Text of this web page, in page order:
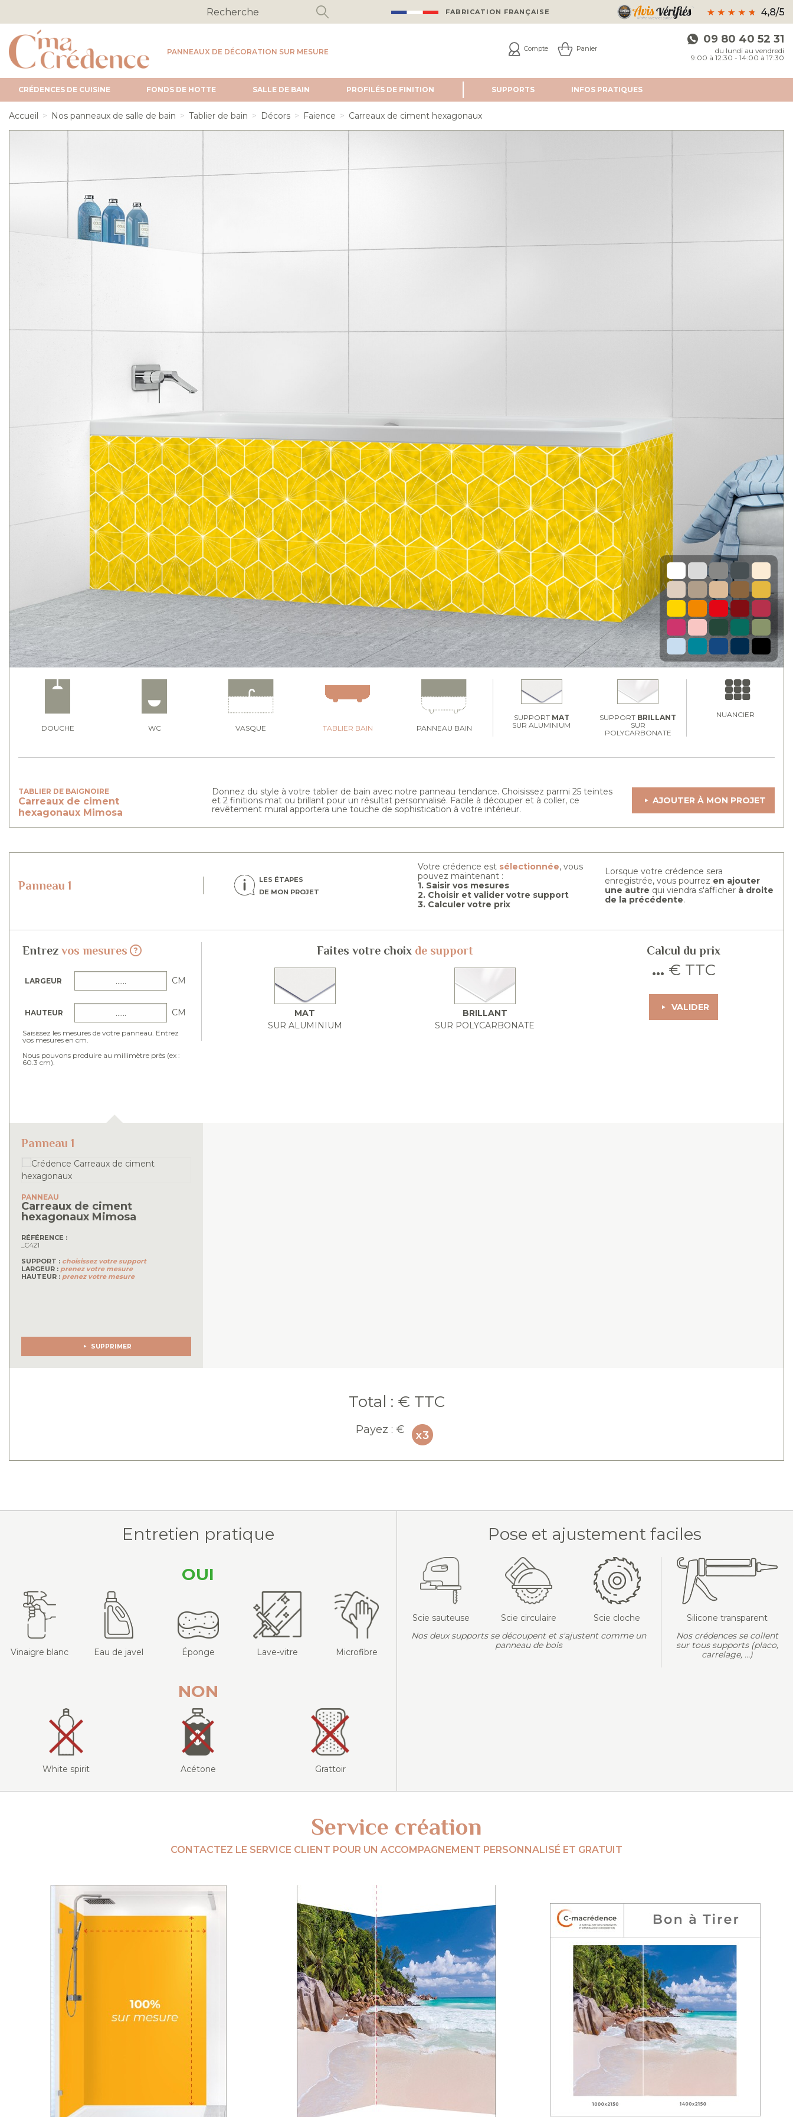
FABRICATION FRANÇAISE
PANNEAUX DE DÉCORATION SUR MESURE Compte Panier
09 80 40 52 31
du lundi au vendredi
9:00 à 12:30 - 14:00 à 17:30
CRÉDENCES DE CUISINE FONDS DE HOTTE SALLE DE BAIN PROFILÉS DE FINITION SUPPORTS INFOSPRATIQUES
Accueil Nos panneaux de salle de bain Tablier de bain Décors Faience Carreaux de ciment hexagonaux
DOUCHE WC VASQUE TABLIER BAIN PANNEAU BAIN
SUPPORT MAT
SUR ALUMINIUM
SUPPORT BRILLANT
SUR
POLYCARBONATE
NUANCIER
TABLIER DE BAIGNOIRE
Carreaux de ciment
hexagonaux Mimosa
Donnez du style à votre tablier de bain avec notre panneau tendance. Choisissez parmi 25 teintes
et 2 finitions mat ou brillant pour un résultat personnalisé. Facile à découper et à coller, ce
revêtement mural apportera une touche de sophistication à votre intérieur.
AJOUTER À MON PROJET
Panneau 1
LES ÉTAPES
DE MON PROJET
Votre crédence est sélectionnée, vous
pouvez maintenant :
1. Saisir vos mesures
2. Choisir et valider votre support
3. Calculer votre prix
Lorsque votre crédence sera
enregistrée, vous pourrez en ajouter
une autre qui viendra s'afficher à droite
de la précédente.
Entrez vos mesures
LARGEUR CM
HAUTEUR CM
Saisissez les mesures de votre panneau. Entrez
vos mesures en cm.
Nous pouvons produire au millimètre près (ex :
60.3 cm).
Faites votre choix de support
MAT
SUR ALUMINIUM
BRILLANT
SUR POLYCARBONATE
Calcul du prix
... € TTC
VALIDER
Panneau 1
PANNEAU
Carreaux de ciment
hexagonaux Mimosa
RÉFÉRENCE :
_C421
SUPPORT : choisissez votre support
LARGEUR : prenez votre mesure
HAUTEUR : prenez votre mesure
SUPPRIMER
Total : € TTC
Payez : €
Entretien pratique
OUI
Vinaigre blanc Eau de javel Éponge Lave-vitre Microfibre
NON
White spirit Acétone Grattoir
Pose et ajustement faciles
Scie sauteuse Scie circulaire
Scie cloche
Nos deux supports se découpent et s'ajustent comme un
panneau de bois
Silicone transparent
Nos crédences se collent
sur tous supports (placo,
carrelage, ...)
Service création
CONTACTEZ LE SERVICE CLIENT POUR UN ACCOMPAGNEMENT PERSONNALISÉ ET GRATUIT